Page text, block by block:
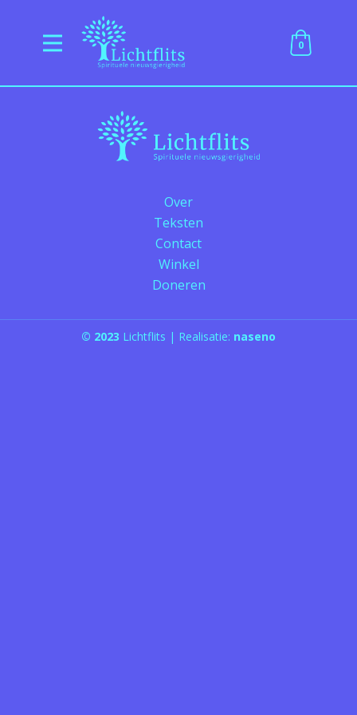
0
Over
Teksten
Contact
Winkel
Doneren
© 2023 Lichtflits | Realisatie: naseno